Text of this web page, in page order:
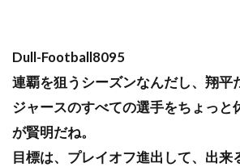
Dull-Football8095
連覇を狙うシーズンなんだし、翔平
ジャースのすべての選手をちょっと
が賢明だね。
目標は、プレイオフ進出して、出来